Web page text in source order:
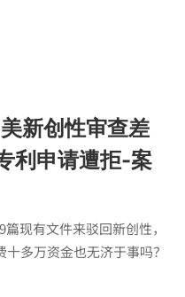
新创性审查差
利申请遭拒-案
现有文件来驳回新创性，
多万资金也无济于事吗？